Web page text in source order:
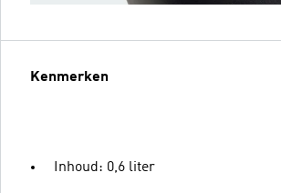
Kenmerken
Inhoud: 0,6 liter